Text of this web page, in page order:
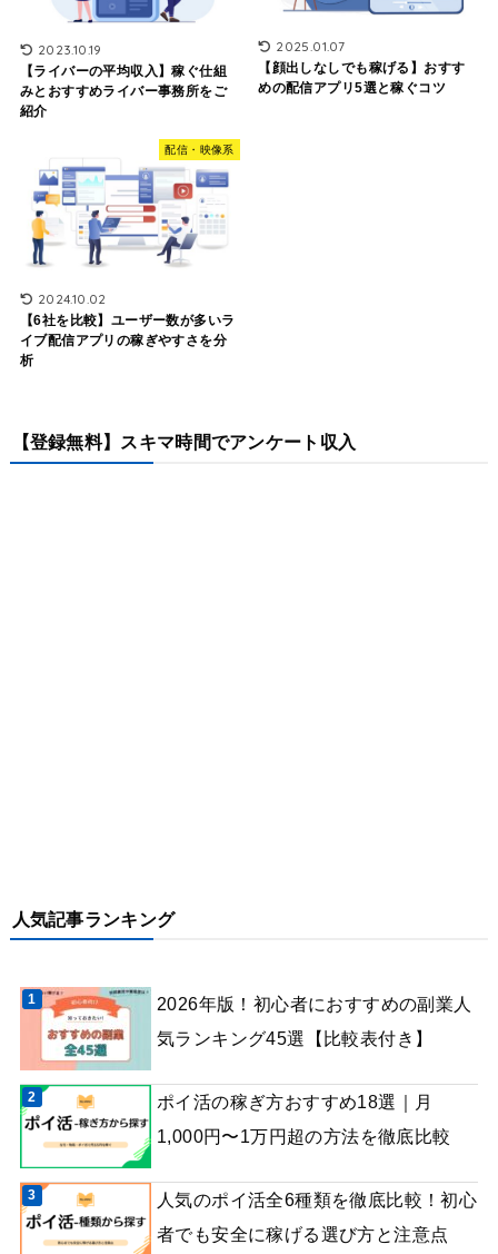
2023.10.19
【ライバーの平均収入】稼ぐ仕組
みとおすすめライバー事務所をご
紹介
2025.01.07
【顔出しなしでも稼げる】おすす
めの配信アプリ5選と稼ぐコツ
配信・映像系
2024.10.02
【6社を比較】ユーザー数が多いラ
イブ配信アプリの稼ぎやすさを分
析
【登録無料】スキマ時間でアンケート収入
人気記事ランキング
2026年版！初心者におすすめの副業人
気ランキング45選【比較表付き】
ポイ活の稼ぎ方おすすめ18選｜月
1,000円〜1万円超の方法を徹底比較
人気のポイ活全6種類を徹底比較！初心
者でも安全に稼げる選び方と注意点